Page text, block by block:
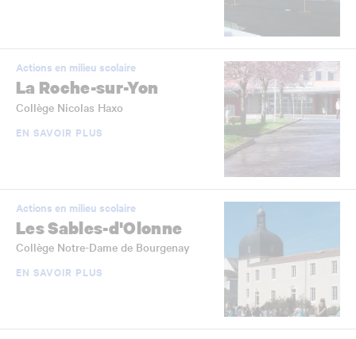
Actions en milieu scolaire
La Roche-sur-Yon
Collège Nicolas Haxo
EN SAVOIR PLUS
Actions en milieu scolaire
Les Sables-d'Olonne
Collège Notre-Dame de Bourgenay
EN SAVOIR PLUS